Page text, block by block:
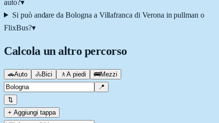
auto?▾
Si può andare da Bologna a Villafranca di Verona in pullman o
FlixBus?▾
Calcola un altro percorso
🚗Auto 🚴Bici 🚶 A piedi 🚌Mezzi
📍
⇅
+ Aggiungi tappa